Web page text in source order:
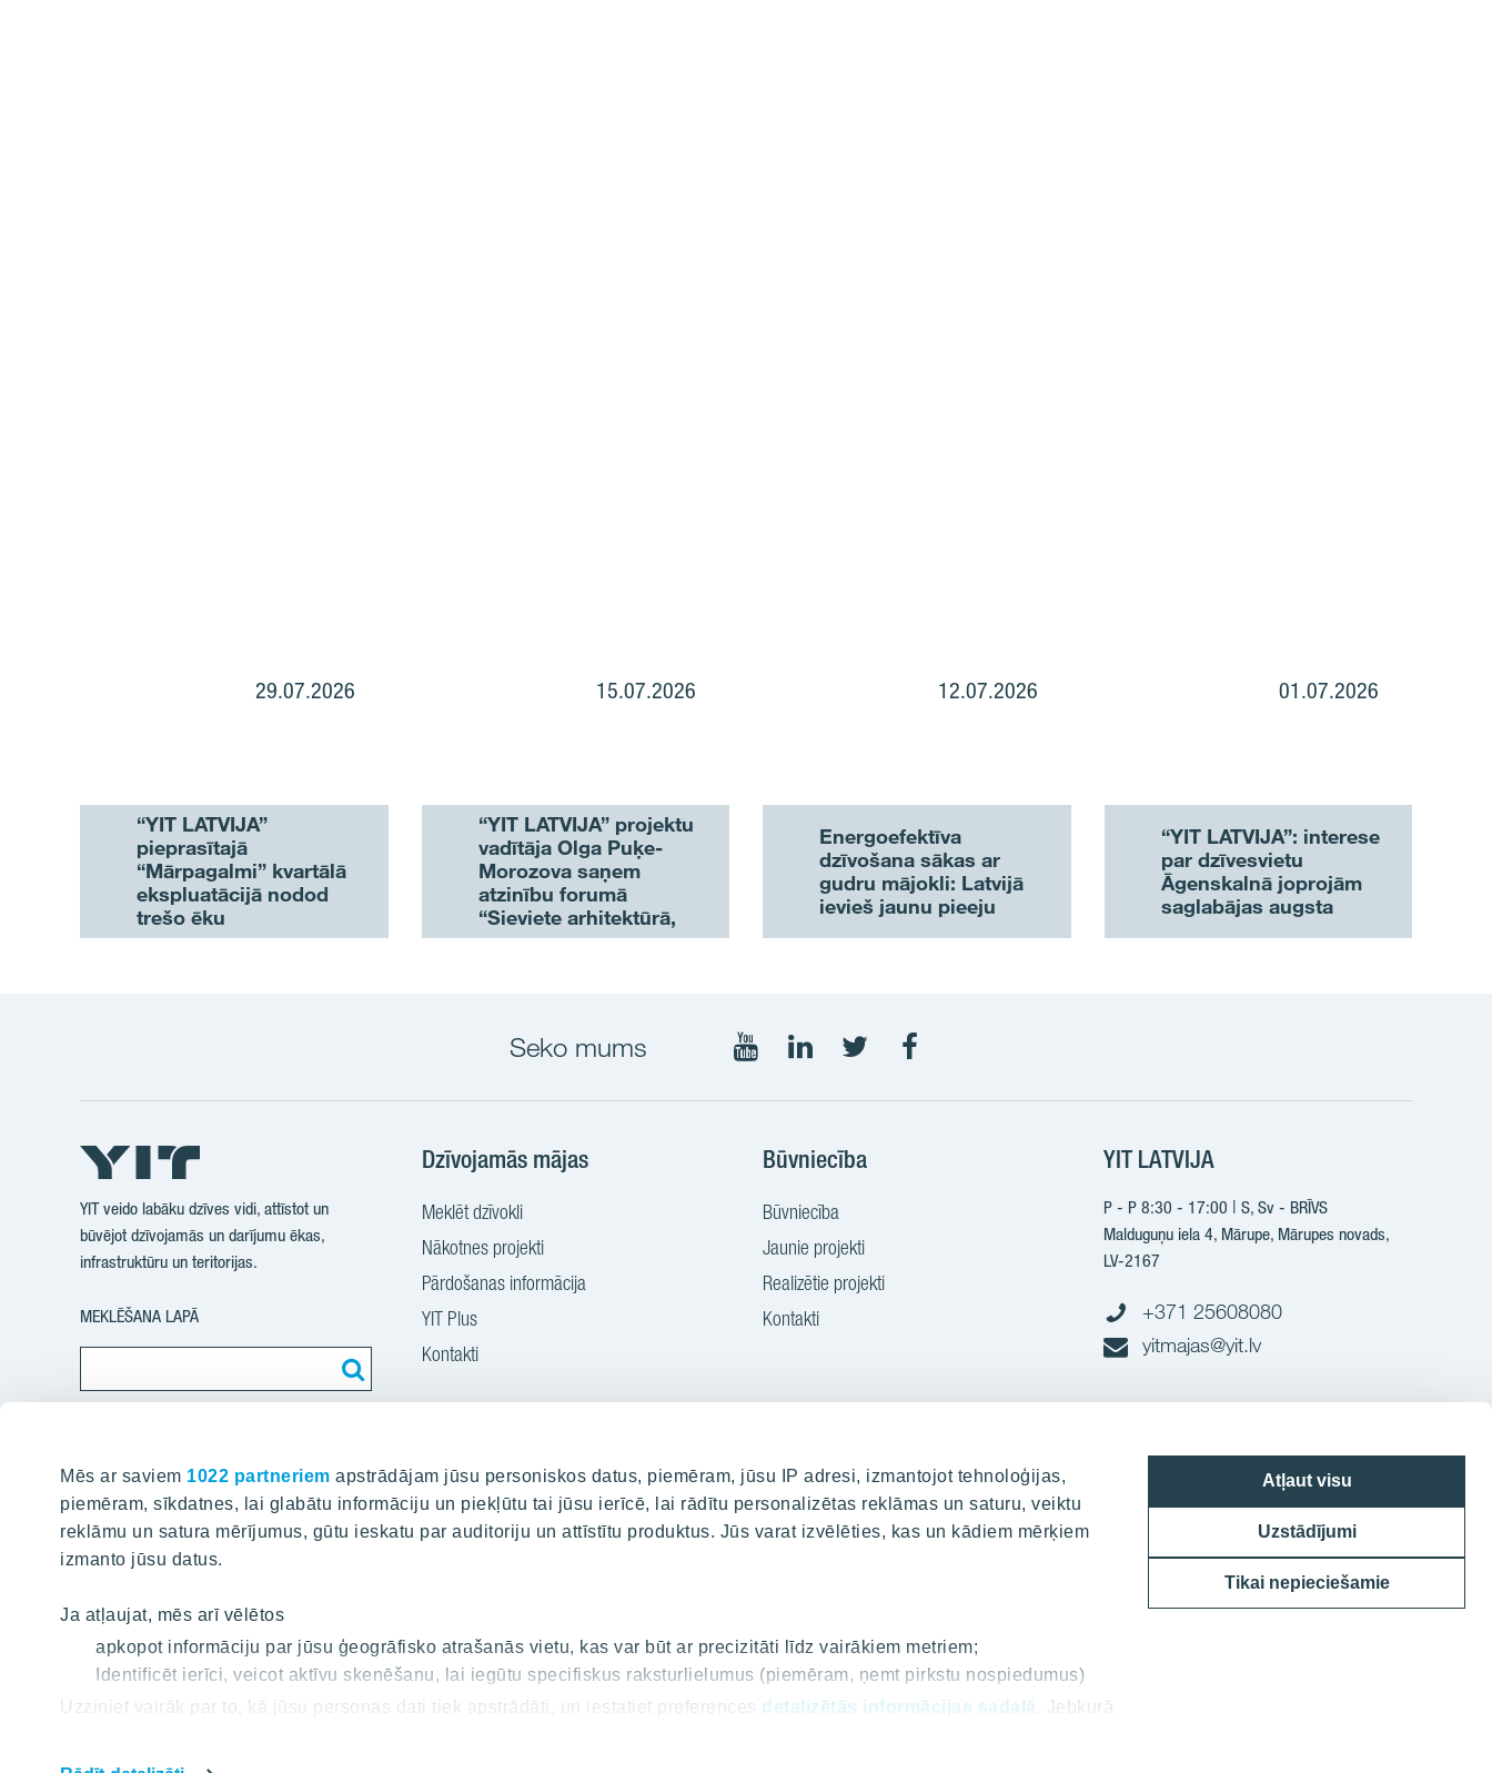
Mēs ar saviem 1022 partneriem apstrādājam jūsu personiskos datus, piemēram, jūsu IP adresi, izmantojot tehnoloģijas,
piemēram, sīkdatnes, lai glabātu informāciju un piekļūtu tai jūsu ierīcē, lai rādītu personalizētas reklāmas un saturu, veiktu
reklāmu un satura mērījumus, gūtu ieskatu par auditoriju un attīstītu produktus. Jūs varat izvēlēties, kas un kādiem mērķiem
izmanto jūsu datus.
Ja atļaujat, mēs arī vēlētos
apkopot informāciju par jūsu ģeogrāfisko atrašanās vietu, kas var būt ar precizitāti līdz vairākiem metriem;
Identificēt ierīci, veicot aktīvu skenēšanu, lai iegūtu specifiskus raksturlielumus (piemēram, ņemt pirkstu nospiedumus)
Uzziniet vairāk par to, kā jūsu personas dati tiek apstrādāti, un iestatiet preferences detalizētās informācijas sadaļā . Jebkurā
Atļaut visu
Uzstādījumi
Tikai nepieciešamie
29.07.2026
“YIT LATVIJA”
pieprasītajā
“Mārpagalmi” kvartālā
ekspluatācijā nodod
trešo ēku
15.07.2026
“YIT LATVIJA” projektu
vadītāja Olga Puķe-
Morozova saņem
atzinību forumā
“Sieviete arhitektūrā,
būvniecībā, dizainā
12.07.2026
Energoefektīva
dzīvošana sākas ar
gudru mājokli: Latvijā
ievieš jaunu pieeju
01.07.2026
“YIT LATVIJA”: interese
par dzīvesvietu
Āgenskalnā joprojām
saglabājas augsta
Seko mums
YouTube
LinkedInTwtitter
YIT veido labāku dzīves vidi, attīstot un
būvējot dzīvojamās un darījumu ēkas,
infrastruktūru un teritorijas.
MEKLĒŠANA LAPĀ
Dzīvojamās mājas
Meklēt dzīvokli
Nākotnes projekti
Pārdošanas informācija
YIT Plus
Kontakti
Būvniecība
Būvniecība
Jaunie projekti
Realizētie projekti
Kontakti
YIT LATVIJA
P - P 8:30 - 17:00 | S, Sv - BRĪVS
Malduguņu iela 4, Mārupe, Mārupes novads,
LV-2167
+371 25608080
yitmajas@yit.lv
Projekti
Grafīts
Rubīns
Mārpagalmi
Par YIT
Medijiem/Presei
Jaunumi